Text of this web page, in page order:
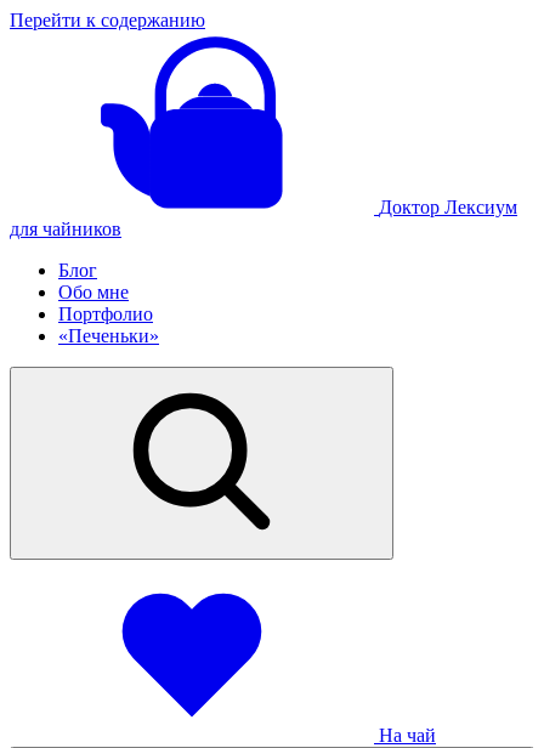
Перейти к содержанию
Доктор Лексиум
для чайников
Блог
Обо мне
Портфолио
«Печеньки»
На чай